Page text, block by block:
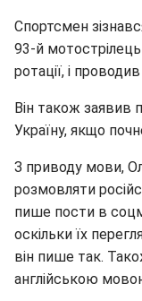
Спортсмен
93-й
ротації, і
Він також заявив
Україну, якщо
З приводу мови,
розмовляти
пише пости в
оскільки їх
він пише так.
англійською